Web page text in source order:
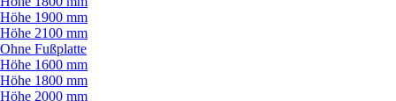
Höhe 1900 mm
Höhe 2100 mm
Ohne Fußplatte
Höhe 1600 mm
Höhe 1800 mm
Höhe 2000 mm